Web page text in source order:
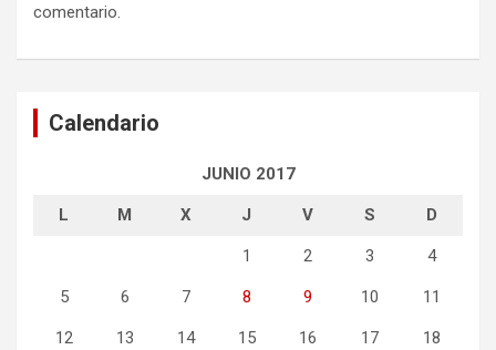
comentario.
Calendario
JUNIO 2017
L M X J V S D
1 2 3 4
5 6 7 8 9 10 11
12 13 14 15 16 17 18